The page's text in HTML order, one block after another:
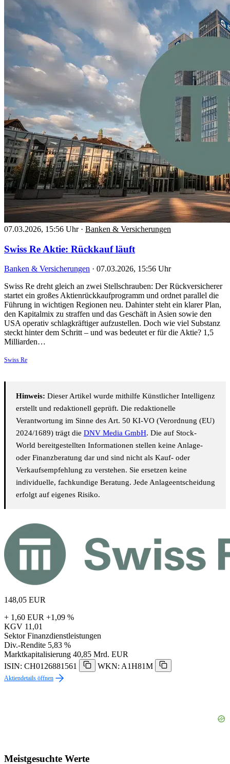
07.03.2026, 15:56 Uhr · Banken & Versicherungen
Swiss Re Aktie: Rückkauf läuft
Banken & Versicherungen · 07.03.2026, 15:56 Uhr
Swiss Re dreht gleich an zwei Stellschrauben: Der Rückversicherer
startet ein großes Aktienrückkaufprogramm und ordnet parallel die
Führung in wichtigen Regionen neu. Dahinter steht ein klarer Plan,
den Kapitalmix zu straffen und das Geschäft in Asien sowie den
USA operativ schlagkräftiger aufzustellen. Doch wie viel Substanz
steckt hinter dem Schritt – und was bedeutet er für die Aktie? 1,5
Milliarden…
Swiss Re
Hinweis: Dieser Artikel wurde mithilfe Künstlicher Intelligenz
erstellt und redaktionell geprüft. Die redaktionelle
Verantwortung im Sinne des Art. 50 KI-VO (Verordnung (EU)
2024/1689) trägt die DNV Media GmbH. Die auf Stock-
World bereitgestellten Informationen stellen keine Anlage-
oder Finanzberatung dar und sind nicht als Kauf- oder
Verkaufsempfehlung zu verstehen. Sie ersetzen keine
individuelle, fachkundige Beratung. Jede Anlageentscheidung
erfolgt auf eigenes Risiko.
148,05 EUR
+ 1,60 EUR +1,09 %
KGV 11,01
Sektor Finanzdienstleistungen
Div.-Rendite 5,83 %
Marktkapitalisierung 40,85 Mrd. EUR
ISIN: CH0126881561
WKN: A1H81M
Aktiendetails öffnen
Meistgesuchte Werte